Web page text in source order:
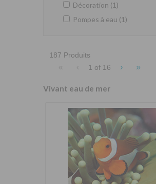
Décoration (1)
Pompes à eau (1)
187 Produits
« ‹ 1 of 16 › »
Vivant eau de mer